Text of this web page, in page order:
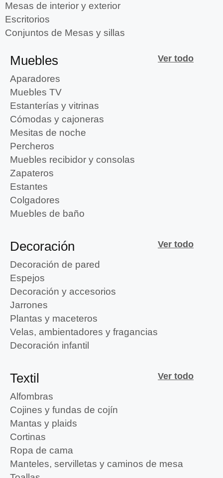
Mesas de interior y exterior
Escritorios
Conjuntos de Mesas y sillas
Muebles Ver todo
Aparadores
Muebles TV
Estanterías y vitrinas
Cómodas y cajoneras
Mesitas de noche
Percheros
Muebles recibidor y consolas
Zapateros
Estantes
Colgadores
Muebles de baño
Decoración Ver todo
Decoración de pared
Espejos
Decoración y accesorios
Jarrones
Plantas y maceteros
Velas, ambientadores y fragancias
Decoración infantil
Textil Ver todo
Alfombras
Cojines y fundas de cojín
Mantas y plaids
Cortinas
Ropa de cama
Manteles, servilletas y caminos de mesa